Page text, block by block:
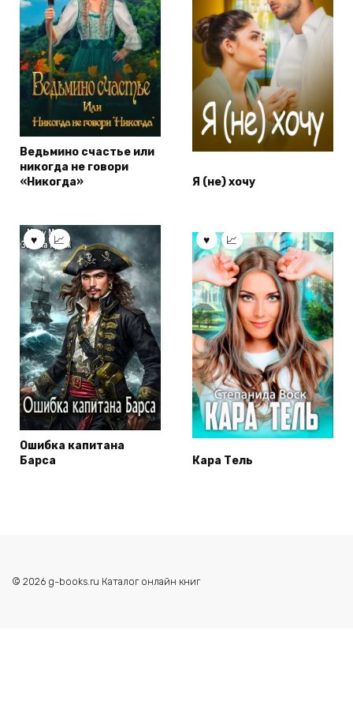
Ведьмино счастье или
никогда не говори
«Никогда»
Я (не) хочу
Ошибка капитана
Барса
Кара Тель
© 2026 g-books.ru Каталог онлайн книг